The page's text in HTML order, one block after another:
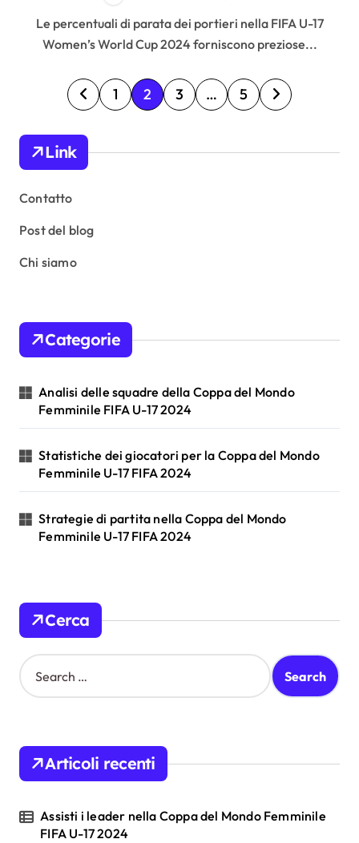
Le percentuali di parata dei portieri nella FIFA U-17
Women’s World Cup 2024 forniscono preziose...
P
o
s
t
s
p
g
n
a
t
i
o
n
1 2 3 … 5
Link
Contatto
Post del blog
Chi siamo
Categorie
Analisi delle squadre della Coppa del Mondo
Femminile FIFA U-17 2024
Statistiche dei giocatori per la Coppa del Mondo
Femminile U-17 FIFA 2024
Strategie di partita nella Coppa del Mondo
Femminile U-17 FIFA 2024
Cerca
S
e
h
o
:
Articoli recenti
Assisti i leader nella Coppa del Mondo Femminile
FIFA U-17 2024